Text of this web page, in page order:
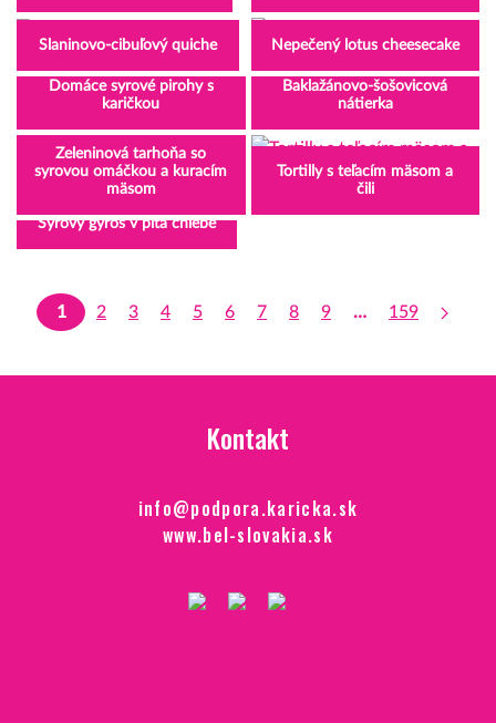
Slaninovo-cibuľový quiche Nepečený lotus cheesecake
Domáce syrové pirohy s
karičkou
Baklažánovo-šošovicová
nátierka
Zeleninová tarhoňa so
syrovou omáčkou a kuracím
mäsom
Tortilly s teľacím mäsom a
čili
Syrový gyros v pita chlebe
1 2 3 4 5 6 7 8 9 … 159
Kontakt
info@podpora.karicka.sk
www.bel-slovakia.sk